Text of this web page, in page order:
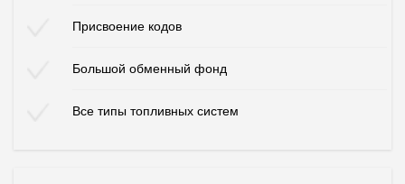
Присвоение кодов
Большой обменный фонд
Все типы топливных систем